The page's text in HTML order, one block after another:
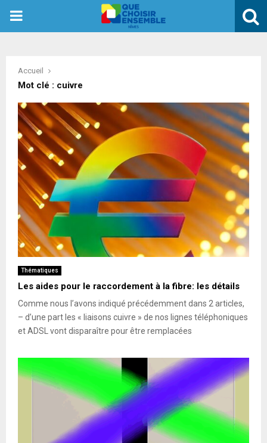
PRIMARY
Accueil
Mot clé : cuivre
Thématiques
Les aides pour le raccordement à la fibre: les détails
Comme nous l’avons indiqué précédemment dans 2 articles,
– d’une part les « liaisons cuivre » de nos lignes téléphoniques
et ADSL vont disparaître pour être remplacées